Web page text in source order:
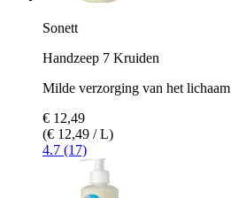
Sonett
Handzeep 7 Kruiden
Milde verzorging van het lichaam
€ 12,49
(€ 12,49 / L)
4.7 (17)